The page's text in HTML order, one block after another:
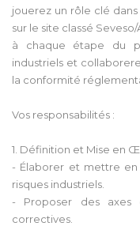
jouerez un rôle clé
sur le site classé
à chaque étape du
industriels et
la conformité
Vos responsabilités :
1. Définition et Mise en
- Élaborer et mettre
risques industriels.
- Proposer des axes
correctives.